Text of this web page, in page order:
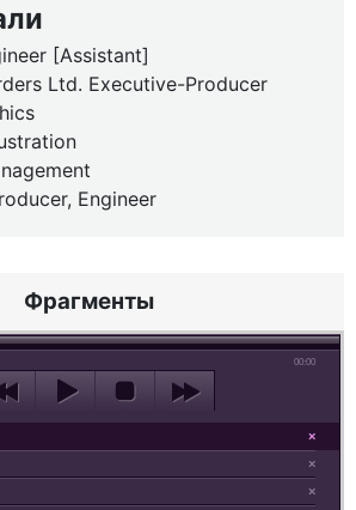
[Assistant]
Ltd. Executive-Producer
Engineer
Фрагменты
00:00
×
×
×